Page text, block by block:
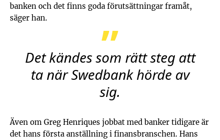
banken och det finns goda förutsättningar framåt,
säger han.
Det kändes som rätt steg att
ta när Swedbank hörde av
sig.
Även om Greg Henriques jobbat med banker tidigare är
det hans första anställning i finansbranschen. Hans